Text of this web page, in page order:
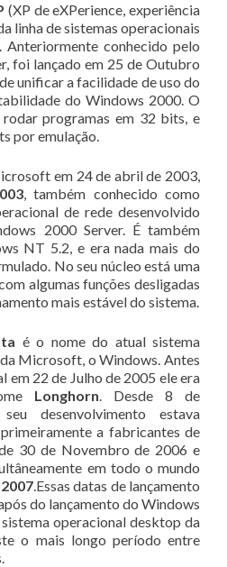
(XP de eXPerience, experiência
linha de sistemas operacionais
conhecido pelo
foi lançado em 25 de Outubro
unificar a facilidade de uso do
do Windows 2000. O
programas em 32 bits, e
por emulação.
em 24 de abril de 2003,
, também conhecido como
de rede desenvolvido
2000 Server. É também
NT 5.2, e era nada mais do
No seu núcleo está uma
algumas funções desligadas
mais estável do sistema.
é o nome do atual sistema
Microsoft, o Windows. Antes
em 22 de Julho de 2005 ele era
Longhorn. Desde 8 de
desenvolvimento estava
a fabricantes de
30 de Novembro de 2006 e
em todo o mundo
.Essas datas de lançamento
do lançamento do Windows
operacional desktop da
o mais longo período entre